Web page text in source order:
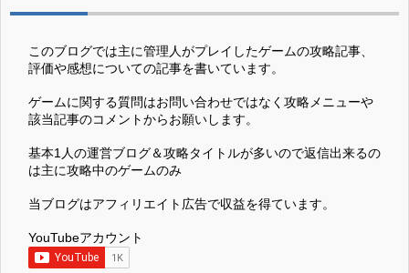
このブログでは主に管理人がプレイしたゲームの攻略記事、
評価や感想についての記事を書いています。
ゲームに関する質問はお問い合わせではなく攻略メニューや
該当記事のコメントからお願いします。
基本1人の運営ブログ＆攻略タイトルが多いので返信出来るの
は主に攻略中のゲームのみ
当ブログはアフィリエイト広告で収益を得ています。
YouTubeアカウント